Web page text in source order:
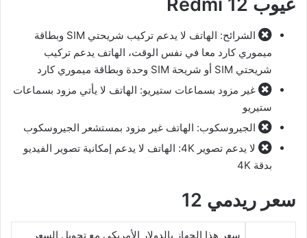
الشرائح: الهاتف لا يدعم تركيب شريحتي SIM وبطاقة
ميموري كارد معا في نفس الوقت، الهاتف يدعم تركيب
شريحتي SIM أو شريحة SIM وحدة وبطاقة ميموري كارد
غير مزود بسماعات ستيريو: الهاتف لا يأتي مزود بسماعات
ستيريو
الجيروسكوب: الهاتف غير مزود بمستشعر الجيروسكوب
لا يدعم تصوير 4K: الهاتف لا يدعم إمكانية تصوير الفيديو
بدقة 4K
سعر ريدمي 12
سعر هذا الجهاز بالدولار الأمريكي مع تحويل السعر